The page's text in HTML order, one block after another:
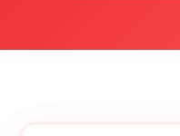
Copyright © 2026